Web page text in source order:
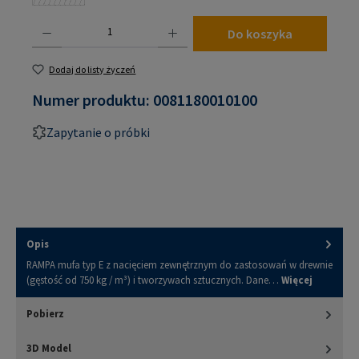
Do koszyka
Dodaj do listy życzeń
Numer produktu: 0081180010100
Zapytanie o próbki
Opis
RAMPA mufa typ E z nacięciem zewnętrznym do zastosowań w drewnie
(gęstość od 750 kg / m³) i tworzywach sztucznych. Dane… Więcej
Pobierz
3D Model